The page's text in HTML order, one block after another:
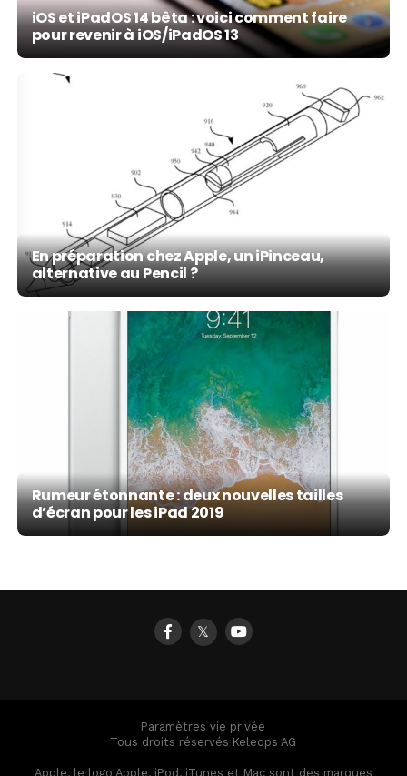
iOS et iPadOS 14 bêta : voici comment faire
pour revenir à iOS/iPadOS 13
En préparation chez Apple, un iPinceau,
alternative au Pencil ?
Rumeur étonnante : deux nouvelles tailles
d’écran pour les iPad 2019
𝕏
Paramètres vie privée
Tous droits réservés Keleops AG
Apple, le logo Apple, iPod, iTunes et Mac sont des marques